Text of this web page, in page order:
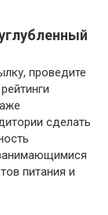
проведите
сделать
питания и